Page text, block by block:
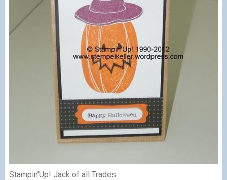
Stampin’Up! Jack of all Trades